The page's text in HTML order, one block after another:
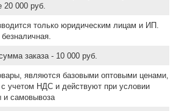
20 000 руб.
только юридическим лицам и ИП.
заказа - 10 000 руб.
являются базовыми оптовыми ценами,
с учетом НДС и действуют при условии
и самовывоза